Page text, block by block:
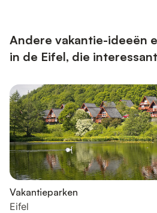
Andere vakantie-ideeën
in de Eifel, die
Vakantieparken
Eifel